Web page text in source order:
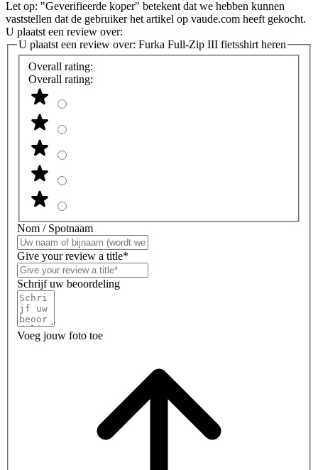
Let op: "Geverifieerde koper" betekent dat we hebben kunnen
vaststellen dat de gebruiker het artikel op vaude.com heeft gekocht.
U plaatst een review over:
U plaatst een review over: Furka Full-Zip III fietsshirt heren
Overall rating:
Overall rating:
Nom / Spotnaam
Give your review a title*
Schrijf uw beoordeling
Voeg jouw foto toe